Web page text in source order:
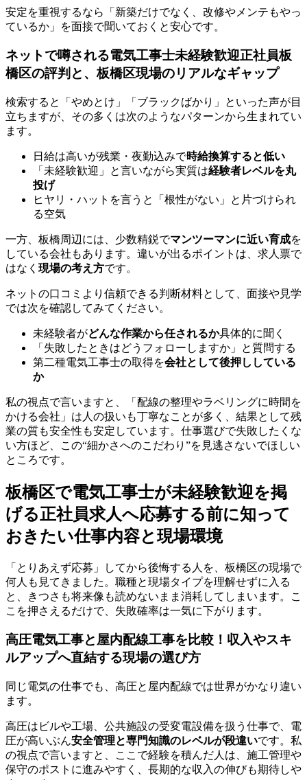
安定を重視するなら「新築だけでなく、改修やメンテもやっ
ているか」を面接で聞いておくと安心です。
ネットで噂される電気工事士未経験歓迎正社員板
橋区の評判と、板橋区現場のリアルなギャップ
検索すると「やめとけ」「ブラックばかり」といった声が目
立ちますが、その多くは次のようなパターンから生まれてい
ます。
日給は高いが残業・夜勤込みで時給換算すると低い
「未経験歓迎」と言いながら実質は経験者レベルを丸
投げ
ヒヤリ・ハットを言うと「根性がない」と片づけられ
る空気
一方、板橋周辺には、少数精鋭でマンツーマンに近い育成を
している会社もあります。違いが出るポイントは、求人票で
はなく 現場の考え方です。
ネットの口コミより信頼できる判断材料として、面接や見学
では次を確認してみてください。
未経験者がどんな作業から任されるか具体的に聞く
「失敗したときはどうフォローしますか」と質問する
第二種電気工事士の取得を会社として後押ししている
か
私の視点で言いますと、「配線の整理やラベリングに時間を
かける会社」は人の扱いも丁寧なことが多く、結果として残
業の質も安全性も安定しています。仕事選びで失敗したくな
い方ほど、この“細かさへのこだわり”を見逃さないでほしい
ところです。
板橋区で電気工事士が未経験歓迎を掲
げる正社員求人へ応募する前に知って
おきたい仕事内容と現場環境
「とりあえず応募」してから後悔する人を、板橋区の現場で
何人も見てきました。職種と現場タイプを理解せずに入る
と、きつさも将来像も読めないまま消耗してしまいます。こ
こを押さえるだけで、失敗確率は一気に下がります。
高圧電気工事と屋内配線工事を比較！収入やスキ
ルアップへ直結する現場の選び方
同じ電気の仕事でも、高圧と屋内配線では世界がかなり違い
ます。
高圧はビルや工場、公共施設の受変電設備を扱う仕事で、電
圧が高いぶん安全管理と専門知識のレベルが段違いです。私
の視点で言いますと、ここで経験を積んだ人は、施工管理や
保守のポストに進みやすく、長期的な収入の伸びも期待しや